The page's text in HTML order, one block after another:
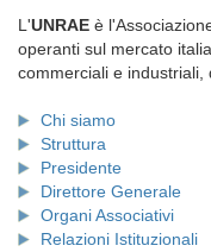
L'UNRAE è
operanti sul mercato
commerciali e industriali,
Chi siamo
Struttura
Presidente
Direttore Generale
Organi Associativi
Relazioni Istituzionali